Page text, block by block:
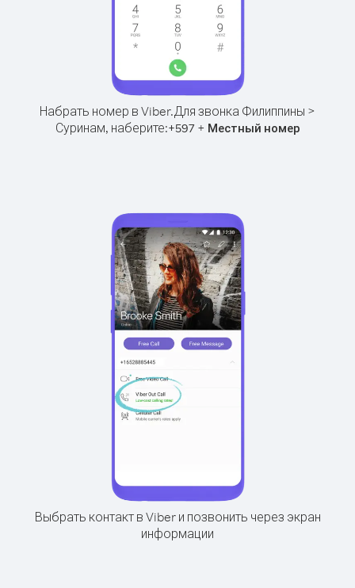
Набрать номер в Viber.Для звонка Филиппины >
Суринам, наберите:+597+ Местный номер
Выбрать контакт в Viber и позвонить через экран
информации